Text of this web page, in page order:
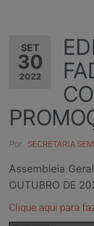
SET
30
2022
Por SECRETARIA
Assembleia
OUTUBRO DE
Clique aqui para